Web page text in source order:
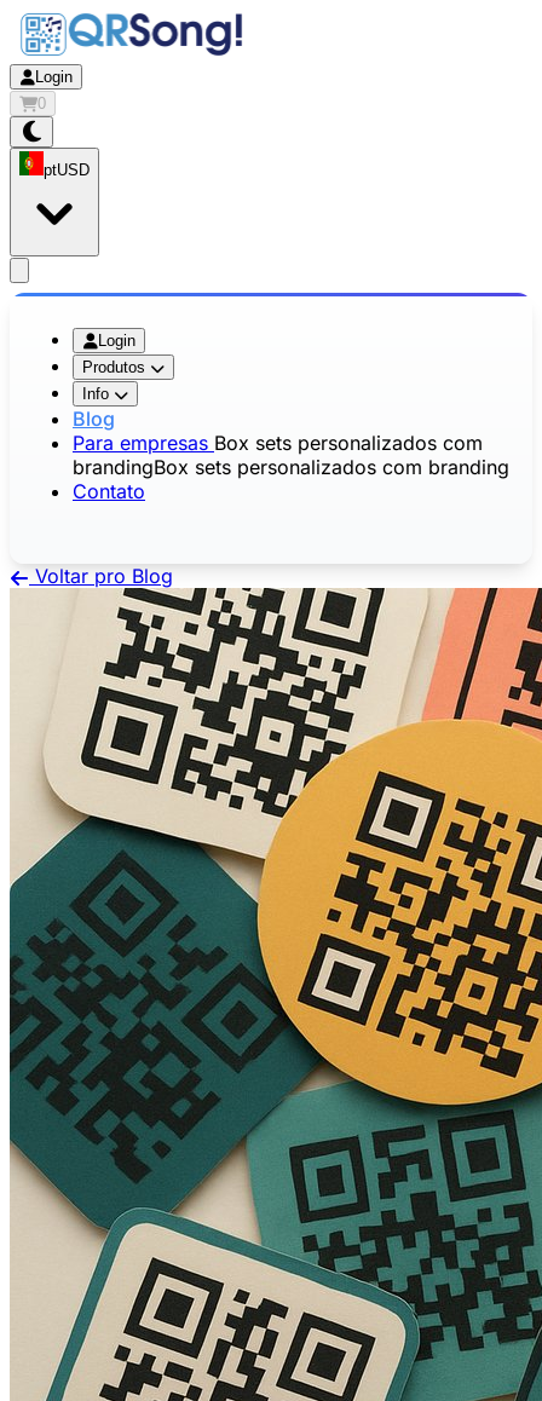
Login
0
ptUSD
Login
Produtos
Info
Blog
Para empresas Box sets personalizados com
brandingBox sets personalizados com branding
Contato
Voltar pro Blog